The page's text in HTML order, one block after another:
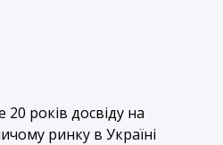
20 років досвіду на
ринку в Україні